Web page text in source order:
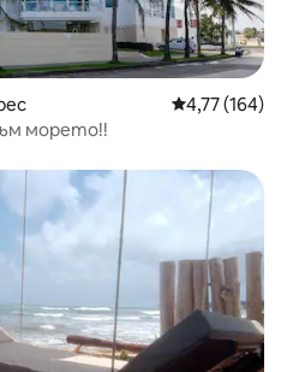
Средна
4,77 (164)
морето!!